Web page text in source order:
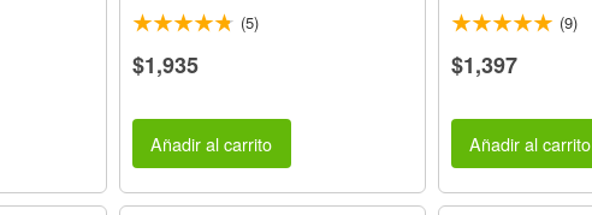
(5)
$1,935
Añadir al carrito
(9)
$1,397
Añadir al carrito